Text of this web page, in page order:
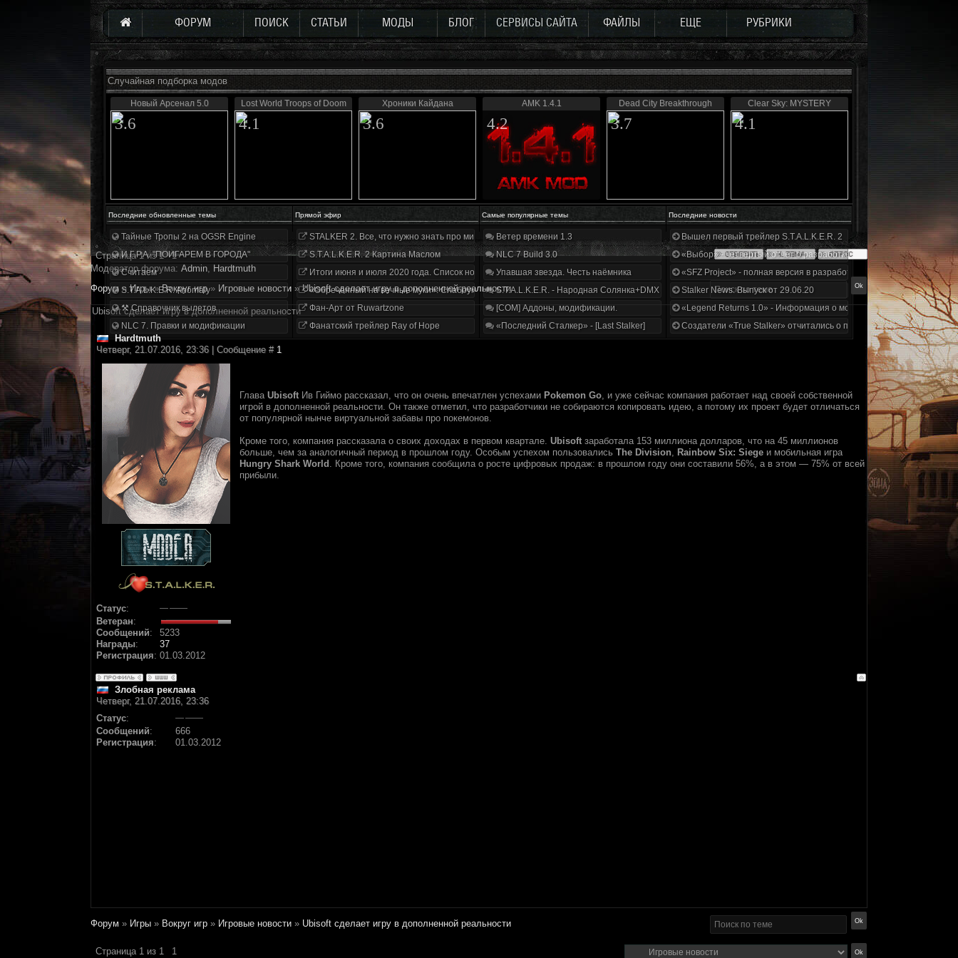
ФОРУМ ПОИСК СТАТЬИ МОДЫ БЛОГ СЕРВИСЫ САЙТА ФАЙЛЫ ЕЩЕ РУБРИКИ
Случайная подборка модов
Новый Арсенал 5.0
3.6
Lost World Troops of Doom
4.1
Хроники Кайдана
3.6
AMK 1.4.1
4.2
Dead City Breakthrough
3.7
Clear Sky: MYSTERY
4.1
Последние обновленные темы Прямой эфир Самые популярные темы Последние новости
Тайные Тропы 2 на OGSR Engine
И.Г.Р.А. "ПОИГАРЕМ В ГОРОДА"
Считаем
S.T.A.L.K.E.R. Anomaly
⚒ Справочник вылетов
NLC 7. Правки и модификации
STALKER 2. Все, что нужно знать про мир, геймплей и сюжет | Разбор трейлера
S.T.A.L.K.E.R. 2 Картина Маслом
Итоги июня и июля 2020 года. Список нововведений
«Обречённый на вечные муки». Слабоумие и отвага
Фан-Арт от Ruwartzone
Фанатский трейлер Ray of Hope
Ветер времени 1.3
NLC 7 Build 3.0
Упавшая звезда. Честь наёмника
S.T.A.L.K.E.R. - Народная Солянка+DMX 1.3.5.ООП.МА.К.
[COM] Аддоны, модификации.
«Последний Сталкер» - [Last Stalker]
Вышел первый трейлер S.T.A.L.K.E.R. 2
«Выбор» - четвертый отчет о разработке!
«SFZ Project» - полная версия в разработке!
Stalker News. Выпуск от 29.06.20
«Legend Returns 1.0» - Информация о моде за июнь 2020
Создатели «True Stalker» отчитались о проделанной работе
Страница1из1
1
Модератор форума: Аdmin, Hardtmuth
Форум » Игры » Вокруг игр » Игровые новости » Ubisoft сделает игру в дополненной реальности
Ubisoft сделает игру в дополненной реальности
Hardtmuth
Четверг, 21.07.2016, 23:36 | Сообщение # 1
Статус:
Ветеран:
Сообщений:
5233
Награды:
37
Регистрация: 01.03.2012
Глава Ubisoft Ив Гиймо рассказал, что он очень впечатлен успехами Pokemon Go, и уже сейчас компания работает над своей собственной
игрой в дополненной реальности. Он также отметил, что разработчики не собираются копировать идею, а потому их проект будет отличаться
от популярной нынче виртуальной забавы про покемонов.
Кроме того, компания рассказала о своих доходах в первом квартале. Ubisoft заработала 153 миллиона долларов, что на 45 миллионов
больше, чем за аналогичный период в прошлом году. Особым успехом пользовались The Division, Rainbow Six: Siege и мобильная игра
Hungry Shark World . Кроме того, компания сообщила о росте цифровых продаж: в прошлом году они составили 56%, а в этом — 75% от всей
прибыли.
Злобная реклама
Четверг, 21.07.2016, 23:36
Статус:
Сообщений:
666
Регистрация: 01.03.2012
Форум » Игры » Вокруг игр » Игровые новости » Ubisoft сделает игру в дополненной реальности
Страница 1 из 1 1